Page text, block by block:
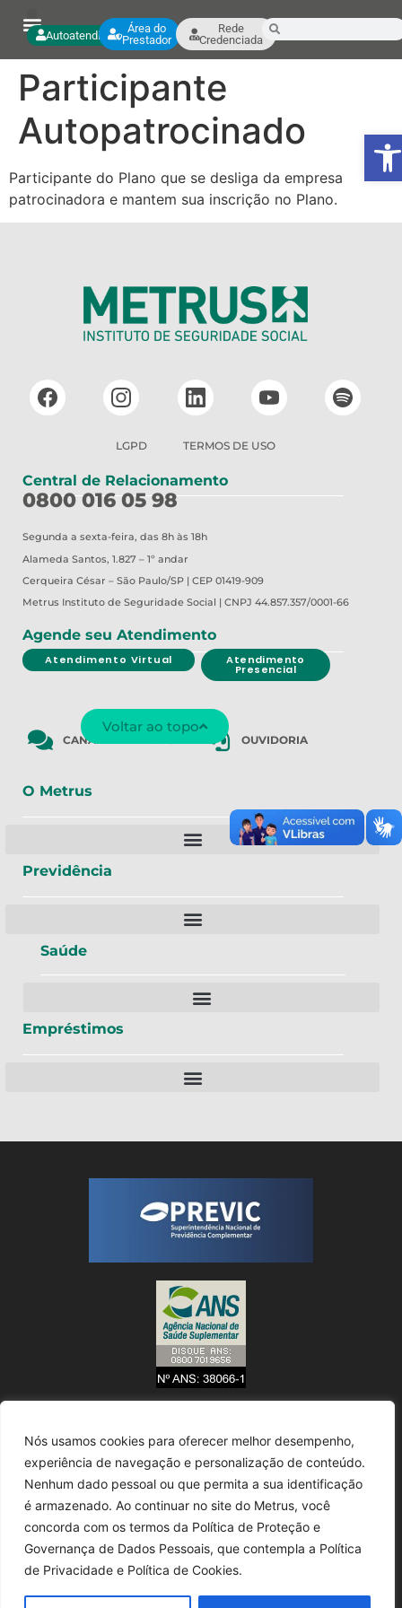
Nós usamos cookies para oferecer melhor desempenho,
experiência de navegação e personalização de conteúdo.
Nenhum dado pessoal ou que permita a sua identificação
é armazenado. Ao continuar no site do Metrus, você
concorda com os termos da Política de Proteção e
Governança de Dados Pessoais, que contempla a Política
de Privacidade e Política de Cookies.
AutoatendimentoÁrea do
Prestador
Rede
Credenciada
Participante
Autopatrocinado
Participante do Plano que se desliga da empresa
patrocinadora e mantem sua inscrição no Plano.
LGPD TERMOS DE USO
Central de Relacionamento
0800 016 05 98
Segunda a sexta-feira, das 8h às 18h
Alameda Santos, 1.827 – 1º andar
Cerqueira César – São Paulo/SP | CEP 01419-909
Metrus Instituto de Seguridade Social | CNPJ 44.857.357/0001-66
Agende seu Atendimento
Atendimento Virtual Atendimento
Presencial
CANAL DE DENÚNCIA OUVIDORIA
O Metrus
Previdência
Saúde
Empréstimos
Voltar ao topo